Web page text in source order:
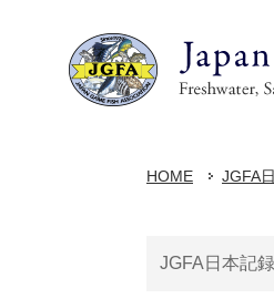
HOME JGFA
JGFA日本記録